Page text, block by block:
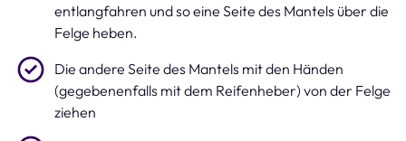
entlangfahren und so eine Seite des Mantels über die
Felge heben.
Die andere Seite des Mantels mit den Händen
(gegebenenfalls mit dem Reifenheber) von der Felge
ziehen